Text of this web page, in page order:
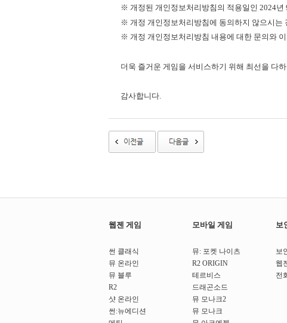
※ 개정된 개인정보처리방침의 적용일인 2024년
※ 개정 개인정보처리방침에 동의하지 않으시는
※ 개정 개인정보처리방침 내용에 대한 문의와
더욱 즐거운 게임을 서비스하기 위해 최선을 다
감사합니다.
웹젠 게임
썬 클래식
뮤 온라인
뮤 블루
R2
샷 온라인
썬:뉴에디션
모바일 게임
뮤: 포켓 나이츠
R2 ORIGIN
테르비스
드래곤소드
뮤 모나크2
뮤 모나크
보
보
웹
전